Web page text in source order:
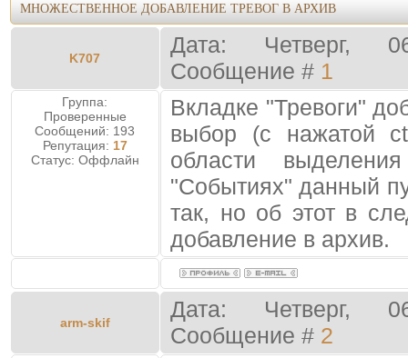
МНОЖЕСТВЕННОЕ ДОБАВЛЕНИЕ ТРЕВОГ В АРХИВ
K707
Дата: Четверг,
Сообщение # 1
Группа:
Проверенные
Сообщений: 193
Репутация: 17
Статус: Оффлайн
Вкладке "Тревоги"
выбор (с нажатой
области
"Событиях" данный
так, но об этот в
добавление в архив.
arm-skif
Дата: Четверг,
Сообщение # 2